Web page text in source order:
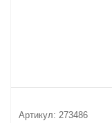
Артикул: 273486